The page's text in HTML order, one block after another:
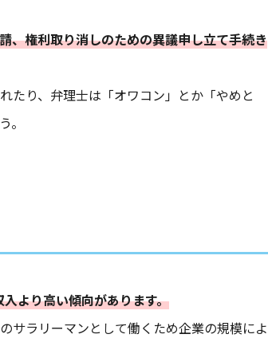
、権利取り消しのための異議申し立て手続き
たり、弁理士は「オワコン」とか「やめと
。
より高い傾向があります。
サラリーマンとして働くため企業の規模によ